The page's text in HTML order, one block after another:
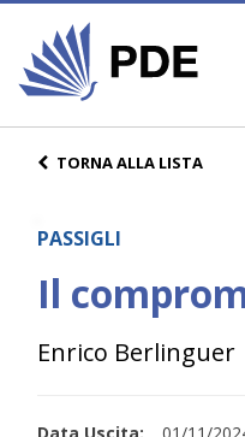
TORNA ALLA LISTA
PASSIGLI
Il
Enrico Berlinguer